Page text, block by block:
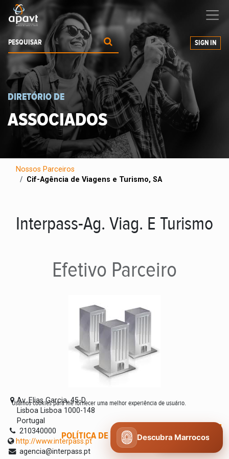
a expandir os seus negócios
SIGN IN
DIRETÓRIO DE
ASSOCIADOS
Nossos Parceiros
Cif-Agência de Viagens e Turismo, SA
Interpass-Ag. Viag. E Turismo
Efetivo Parceiro
Av. Elias Garcia, 45-D
Lisboa Lisboa 1000-148
Portugal
210340000
http://www.interpass.pt
agencia@interpass.pt
Usamos cookies para lhe fornecer uma melhor experiência de usuário.
POLÍTICA DE COOKIES CONCORDO
Descubra Marrocos